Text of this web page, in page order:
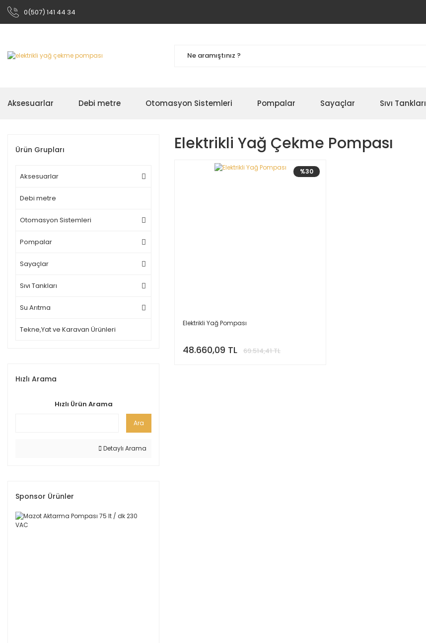
0(507) 141 44 34
Aksesuarlar Debi metre Otomasyon Sistemleri Pompalar Sayaçlar Sıvı Tankları
Ürün Grupları
Aksesuarlar
Debi metre
Otomasyon Sistemleri
Pompalar
Sayaçlar
Sıvı Tankları
Su Arıtma
Tekne,Yat ve Karavan Ürünleri
Hızlı Arama
Hızlı Ürün Arama
Ara
Detaylı Arama
Sponsor Ürünler
Elektrikli Yağ Çekme Pompası
%30
Elektrikli Yağ Pompası
48.660,09 TL 69.514,41 TL